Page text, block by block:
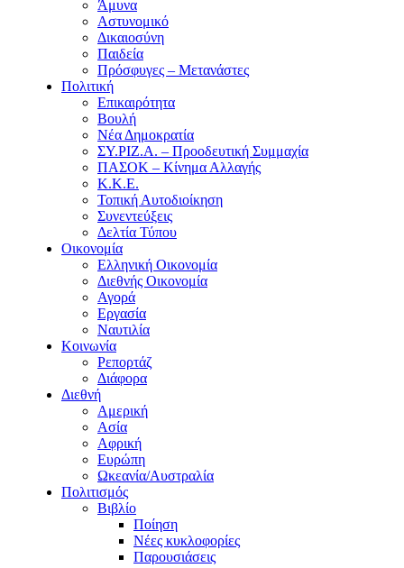
Άμυνα
Αστυνομικό
Δικαιοσύνη
Παιδεία
Πρόσφυγες – Μετανάστες
Πολιτική
Επικαιρότητα
Βουλή
Νέα Δημοκρατία
ΣΥ.ΡΙΖ.Α. – Προοδευτική Συμμαχία
ΠΑΣΟΚ – Κίνημα Αλλαγής
Κ.Κ.Ε.
Τοπική Αυτοδιοίκηση
Συνεντεύξεις
Δελτία Τύπου
Οικονομία
Ελληνική Οικονομία
Διεθνής Οικονομία
Αγορά
Εργασία
Ναυτιλία
Κοινωνία
Ρεπορτάζ
Διάφορα
Διεθνή
Αμερική
Ασία
Αφρική
Ευρώπη
Ωκεανία/Αυστραλία
Πολιτισμός
Βιβλίο
Ποίηση
Νέες κυκλοφορίες
Παρουσιάσεις